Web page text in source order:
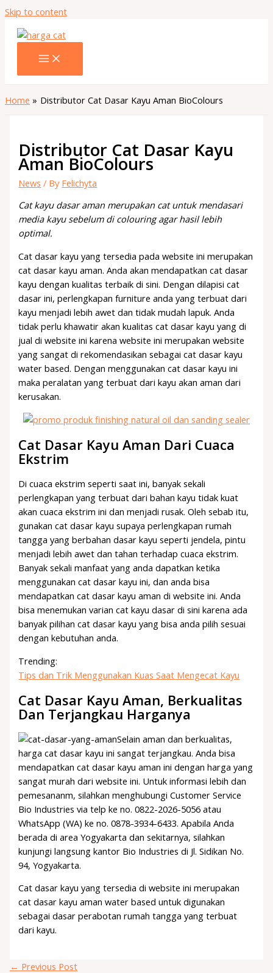
Skip to content
Home Distributor Cat Dasar Kayu Aman BioColours
Distributor Cat Dasar Kayu
Aman BioColours
News / By Felichyta
Cat kayu dasar aman merupakan cat untuk mendasari
media kayu sebelum di colouring agar hasil lebih
optimal.
Cat dasar kayu yang tersedia pada website ini merupakan
cat dasar kayu aman. Anda akan mendapatkan cat dasar
kayu dengan kualitas terbaik di sini. Dengan dilapisi cat
dasar ini, perlengkapan furniture anda yang terbuat dari
kayu menjadi lebih awet dan tidak mudah lapuk. Anda
tidak perlu khawatir akan kualitas cat dasar kayu yang di
jual di website ini karena website ini merupakan website
yang sangat di rekomendasikan sebagai cat dasar kayu
water based. Dengan menggunakan cat dasar kayu ini
maka peralatan yang terbuat dari kayu akan aman dari
kerusakan.
Cat Dasar Kayu Aman Dari Cuaca
Ekstrim
Di cuaca ekstrim seperti saat ini, banyak sekali
perlengkapan yang terbuat dari bahan kayu tidak kuat
akan cuaca ekstrim ini dan menjadi rusak. Oleh sebab itu,
gunakan cat dasar kayu supaya perlengkapan rumah
tangga yang berbahan dasar kayu seperti jendela, pintu
menjadi lebih awet dan tahan terhadap cuaca ekstrim.
Banyak sekali manfaat yang anda dapatkan ketika
menggunakan cat dasar kayu ini, dan anda bisa
mendapatkan cat dasar kayu aman di website ini. Anda
bisa menemukan varian cat kayu dasar di sini karena ada
banyak pilihan cat dasar kayu yang bisa anda pilih sesuai
dengan kebutuhan anda.
Trending:
Tips dan Trik Menggunakan Kuas Saat Mengecat Kayu
Cat Dasar Kayu Aman, Berkualitas
Dan Terjangkau Harganya
Selain aman dan berkualitas,
harga cat dasar kayu ini sangat terjangkau. Anda bisa
mendapatkan cat dasar kayu aman ini dengan harga yang
sangat murah dari website ini. Untuk informasi lebih dan
pemesananm, silahkan menghubungi Customer Service
Bio Industries via telp ke no. 0822-2026-5056 atau
WhatsApp (WA) ke no. 0878-3934-6433. Apabila Anda
berada di area Yogyakarta dan sekitarnya, silahkan
kunjungi langsung kantor Bio Industries di Jl. Sidikan No.
94, Yogyakarta.
Cat dasar kayu yang tersedia di website ini merupakan
cat dasar kayu aman water based untuk digunakan
sebagai dasar perabotan rumah tangga yang terbuat
dari kayu.
← Previous Post